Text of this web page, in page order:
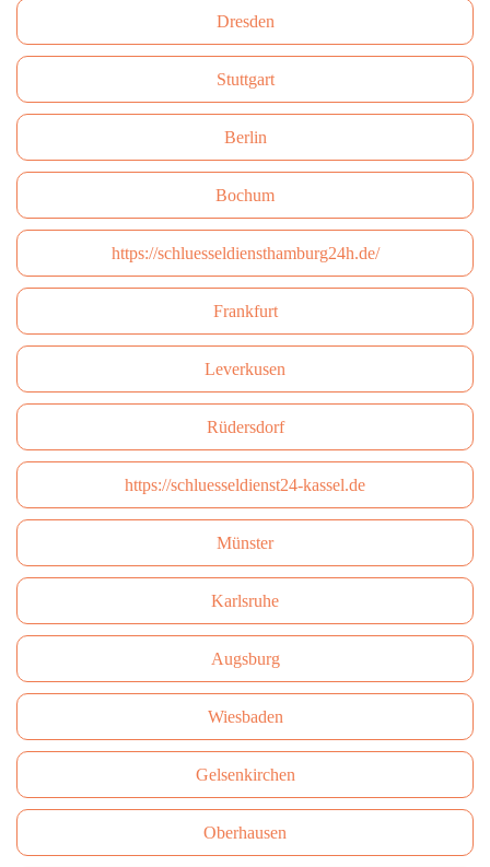
Dresden
Stuttgart
Berlin
Bochum
https://schluesseldiensthamburg24h.de/
Frankfurt
Leverkusen
Rüdersdorf
https://schluesseldienst24-kassel.de
Münster
Karlsruhe
Augsburg
Wiesbaden
Gelsenkirchen
Oberhausen